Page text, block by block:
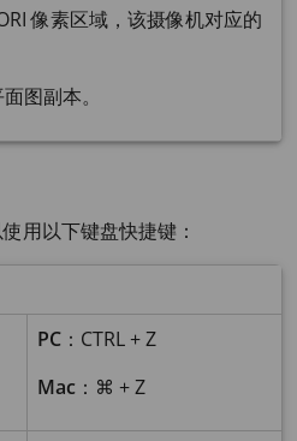
像素区域，该摄像机对应的
图副本。
用以下键盘快捷键：
PC ：CTRL + Z
Mac ：⌘ + Z